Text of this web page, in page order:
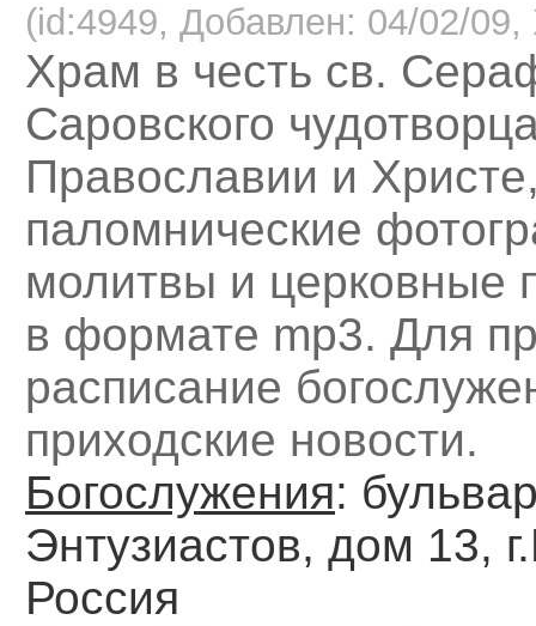
(id:4949, Добавлен: 04/02/09,
Храм в честь св.
Саровского
Православии и
паломнические
молитвы и церковные
в формате mp3. Для
расписание
приходские новости.
Богослужения:
Энтузиастов, дом 13,
Россия